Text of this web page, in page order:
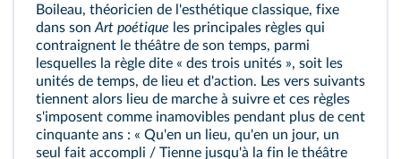
Boileau, théoricien de l'esthétique classique, fixe
dans son Art poétique les principales règles qui
contraignent le théâtre de son temps, parmi
lesquelles la règle dite « des trois unités », soit les
unités de temps, de lieu et d'action. Les vers suivants
tiennent alors lieu de marche à suivre et ces règles
s'imposent comme inamovibles pendant plus de cent
cinquante ans : « Qu'en un lieu, qu'en un jour, un
seul fait accompli / Tienne jusqu'à la fin le théâtre